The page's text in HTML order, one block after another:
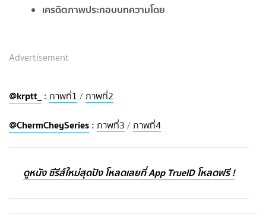
เครดิตภาพประกอบบทความโดย
Advertisement
@krptt_ : ภาพที่1 /ภาพที่2
@ChermCheySeries: ภาพที่3 /ภาพที่4
ดูหนัง ซีรีส์ใหม่สุดปัง โหลดเลยที่ App TrueID โหลดฟรี !